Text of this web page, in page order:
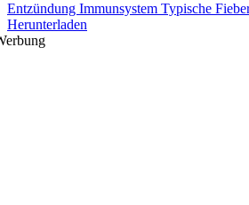
Entzündung Immunsystem Typische
Herunterladen